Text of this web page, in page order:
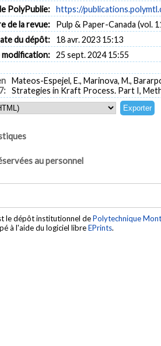
PolyPublie: https://
de la revue:
Pulp & Paper-Canada (vol.
du dépôt:
18 avr. 2023 15:13
25 sept. 2024 15:55
Mateos-Espejel, E., Marinova, M.,
Strategies in Kraft Process. Part I,
au personnel
le dépôt institutionnel dePolytechnique
à l'aide du logiciel libreEPrints.